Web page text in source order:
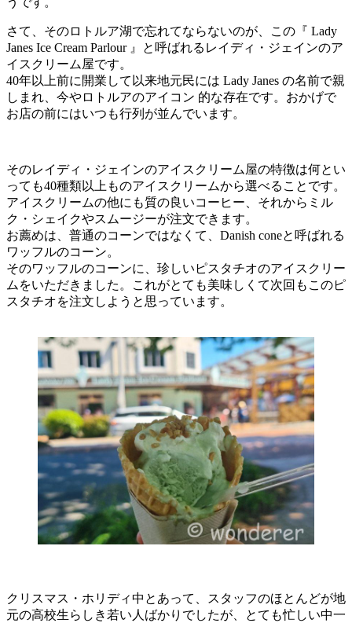
さて、そのロトルア湖で忘れてならないのが、この『 Lady
Janes Ice Cream Parlour 』と呼ばれるレイディ・ジェインのア
イスクリーム屋です。
40年以上前に開業して以来地元民には Lady Janes の名前で親
しまれ、今やロトルアのアイコン 的な存在です。おかげで
お店の前にはいつも行列が並んでいます。
そのレイディ・ジェインのアイスクリーム屋の特徴は何とい
っても40種類以上ものアイスクリームから選べることです。
アイスクリームの他にも質の良いコーヒー、それからミル
ク・シェイクやスムージーが注文できます。
お薦めは、普通のコーンではなくて、Danish coneと呼ばれる
ワッフルのコーン。
そのワッフルのコーンに、珍しいピスタチオのアイスクリー
ムをいただきました。これがとても美味しくて次回もこのピ
スタチオを注文しようと思っています。
クリスマス・ホリディ中とあって、スタッフのほとんどが地
元の高校生らしき若い人ばかりでしたが、とても忙しい中一